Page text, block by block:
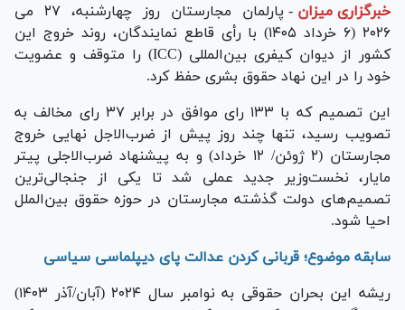
خبرگزاری میزان -
پارلمان مجارستان روز چهارشنبه، ۲۷ می
۲۰۲۶ (۶ خرداد ۱۴۰۵) با رأی قاطع نمایندگان، روند خروج این
کشور از دیوان کیفری بین‌المللی (ICC) را متوقف و عضویت
خود را در این نهاد حقوق بشری حفظ کرد.
این تصمیم که با ۱۳۳ رای موافق در برابر ۳۷ رای مخالف به
تصویب رسید، تنها چند روز پیش از ضرب‌الاجل نهایی خروج
مجارستان (۲ ژوئن/ ۱۲ خرداد) و به پیشنهاد ضرب‌الاجلی پیتر
مایار، نخست‌وزیر جدید عملی شد تا یکی از جنجالی‌ترین
تصمیم‌های دولت گذشته مجارستان در حوزه حقوق بین‌الملل
احیا شود.
سابقه موضوع؛ قربانی کردن عدالت پای دیپلماسی سیاسی
ریشه این بحران حقوقی به نوامبر سال ۲۰۲۴ (آبان/آذر ۱۴۰۳)